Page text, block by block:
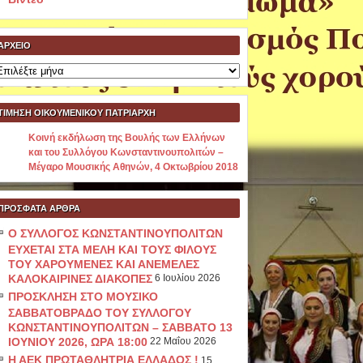
ΟΙΚΟΥΜΕΝΙΚΟΥ ΠΑΤΡΙΑΡΧΗ
Κοινή εκδήλωση της Βουλής των Ελλήνων
και του Συλλόγου Κωνσταντινουπολιτών –
Μέγαρο Μουσικής Αθηνών, 4 Οκτωβρίου 2018
ΆΡΘΡΑ
Ο ΣΥΛΛΟΓΟΣ ΚΩΝΣΤΑΝΤΙΝΟΥΠΟΛΙΤΩΝ
ΕΥΧΕΤΑΙ ΣΤΑ ΜΕΛΗ ΚΑΙ ΤΟΥΣ ΦΙΛΟΥΣ
ΤΟΥ ΧΑΡΟΥΜΕΝΕΣ ΚΑΙ ΑΝΕΜΕΛΕΣ
ΚΑΛΟΚΑΙΡΙΝΕΣ ΔΙΑΚΟΠΕΣ 6 Ιουλίου 2026
ΠΡΟΣΚΛΗΣΗ ΣΤΟ ΜΟΥΣΙΚΟ
ΣΑΒΒΑΤΟΒΡΑΔΟ ΤΟΥ ΣΥΛΛΟΓΟΥ
ΚΩΝΣΤΑΝΤΙΝΟΥΠΟΛΙΤΩΝ – ΣΑΒΒΑΤΟ 13
ΙΟΥΝΙΟΥ 2026, ΩΡΑ 18:00 22 Μαΐου 2026
Η ΑΕΚ ΠΡΩΤΑΘΛΗΤΡΙΑ ΕΛΛΑΔΟΣ !